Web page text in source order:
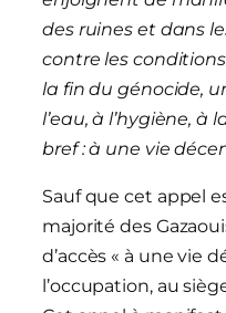
des ruines et dans
contre les
la fin du génocide,
l’eau, à l’hygiène, à
bref : à une vie
Sauf que cet appel
majorité des
d’accès « à une vie
l’occupation, au